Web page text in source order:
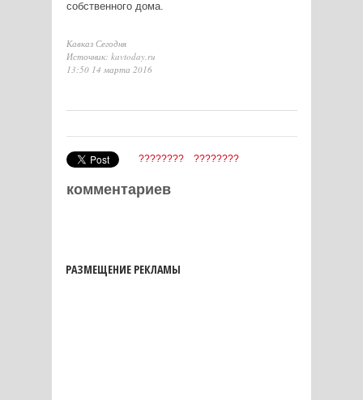
собственного дома.
Кавказ Сегодня
Источник: kavtoday.ru
13:50 14 марта 2016
???????? ????????
комментариев
РАЗМЕЩЕНИЕ РЕКЛАМЫ